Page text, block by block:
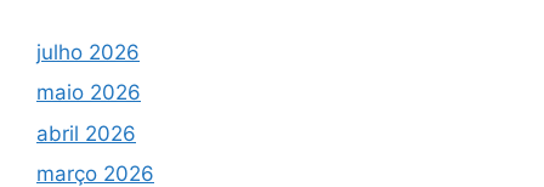
julho 2026
maio 2026
abril 2026
março 2026